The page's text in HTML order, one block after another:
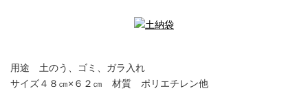
用途 土のう、ゴミ、ガラ入れ
サイズ４８㎝×６２㎝ 材質 ポリエチレン他